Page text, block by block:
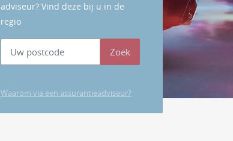
adviseur? Vind deze bij u in de
regio
Zoek
Waarom via een assurantieadviseur?